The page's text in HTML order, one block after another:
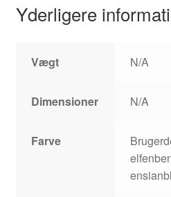
Yderligere
Vægt N/A
Dimensioner N/A
Farve